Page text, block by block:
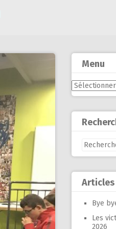
Menu
Menu
Bye
Les
2026